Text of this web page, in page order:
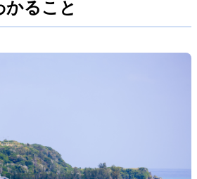
かること